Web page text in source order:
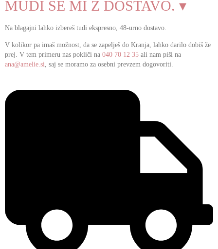
MUDI SE MI Z DOSTAVO. ▾
Na blagajni lahko izbereš tudi ekspresno, 48-urno dostavo.
V kolikor pa imaš možnost, da se zapelješ do Kranja, lahko darilo dobiš že
prej. V tem primeru nas pokliči na 040 70 12 35 ali nam piši na
ana@amelie.si , saj se moramo za osebni prevzem dogovoriti.